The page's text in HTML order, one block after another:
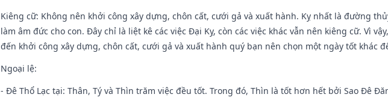
Kiêng cữ: Không nên khởi công xây dựng, chôn cất, cưới gả và xuất hành. Kỵ nhất là đường
làm âm đức cho con. Đây chỉ là liệt kê các việc Đại Kỵ, còn các việc khác vẫn nên kiêng cữ. Vì
đến khởi công xây dựng, chôn cất, cưới gả và xuất hành quý bạn nên chọn một ngày tốt khác
Ngoại lệ:
- Đê Thổ Lạc tại: Thân, Tý và Thìn trăm việc đều tốt. Trong đó, Thìn là tốt hơn hết bởi Sao Đê